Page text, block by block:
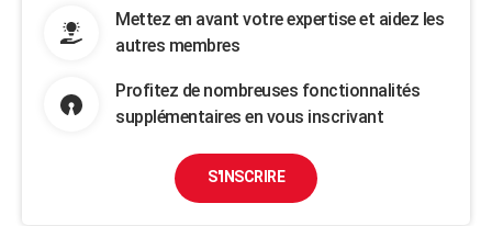
Mettez en avant votre expertise et aidez les
autres membres
Profitez de nombreuses fonctionnalités
supplémentaires en vous inscrivant
S'INSCRIRE